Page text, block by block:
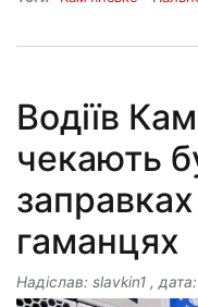
Водіїв
чекають
гаманцях
Надіслав: slavkin1 , дата: